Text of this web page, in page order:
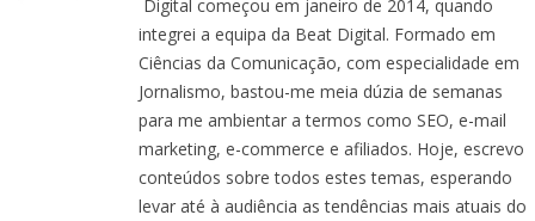
Digital começou em janeiro de 2014, quando
integrei a equipa da Beat Digital. Formado em
Ciências da Comunicação, com especialidade em
Jornalismo, bastou-me meia dúzia de semanas
para me ambientar a termos como SEO, e-mail
marketing, e-commerce e afiliados. Hoje, escrevo
conteúdos sobre todos estes temas, esperando
levar até à audiência as tendências mais atuais do